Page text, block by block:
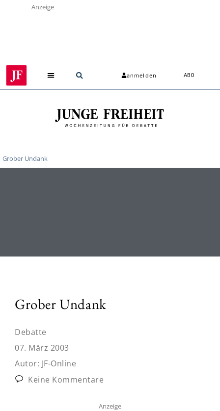
Anzeige
anmelden ABO
Grober Undank
Grober Undank
Debatte
07. März 2003
Autor: JF-Online
Keine Kommentare
Anzeige